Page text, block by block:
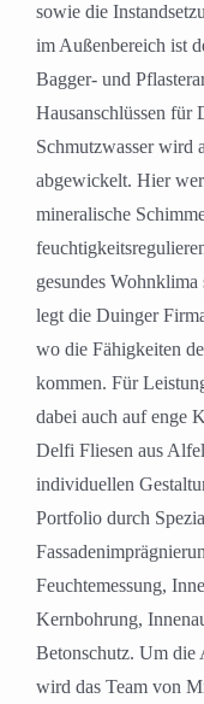
sowie die
im Außenbereich ist
Bagger- und
Hausanschlüssen für
Schmutzwasser wird
abgewickelt. Hier
mineralische
gesundes
legt die Duinger
wo die Fähigkeiten
kommen. Für
dabei auch auf enge
Delfi Fliesen aus
individuellen
Portfolio durch
Feuchtemessung,
Kernbohrung,
Betonschutz. Um die
wird das Team von